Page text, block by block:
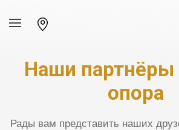
Наши
опора
Рады вам представить наших